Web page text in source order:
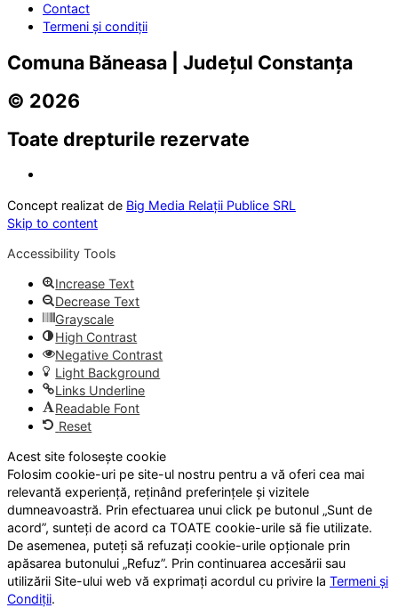
Contact
Termeni și condiții
Comuna Băneasa | Județul Constanța
© 2026
Toate drepturile rezervate
Concept realizat de Big Media Relații Publice SRL
Skip to content
Accessibility Tools
Increase Text
Decrease Text
Grayscale
High Contrast
Negative Contrast
Light Background
Links Underline
Readable Font
Reset
Acest site folosește cookie
Folosim cookie-uri pe site-ul nostru pentru a vă oferi cea mai
relevantă experiență, reținând preferințele și vizitele
dumneavoastră. Prin efectuarea unui click pe butonul „Sunt de
acord”, sunteți de acord ca TOATE cookie-urile să fie utilizate.
De asemenea, puteți să refuzați cookie-urile opționale prin
apăsarea butonului „Refuz”. Prin continuarea accesării sau
utilizării Site-ului web vă exprimați acordul cu privire la Termeni și
Condiții.